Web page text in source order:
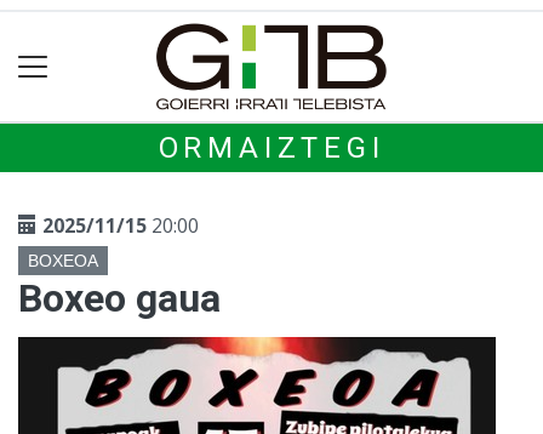
ORMAIZTEGI
2025/11/15 20:00
BOXEOA
Boxeo gaua